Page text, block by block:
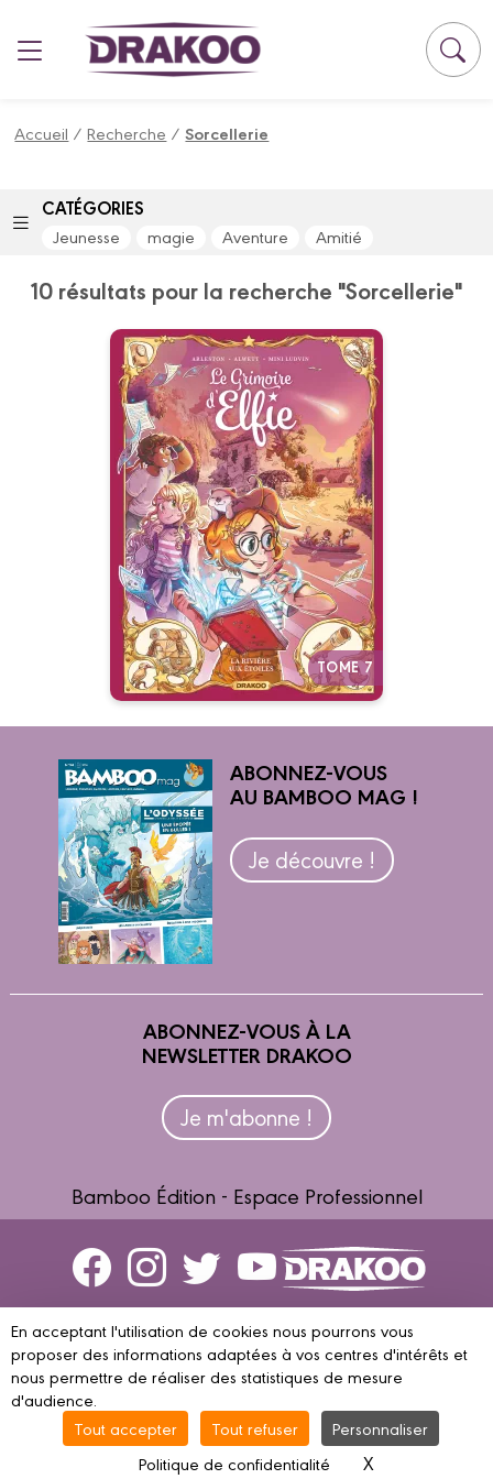
Accueil /Recherche /Sorcellerie
CATÉGORIES
Jeunesse magie Aventure Amitié
10 résultats pour la recherche "Sorcellerie"
TOME 7
Le Grimoire d'Elfie
Vol. 07 - Histoire
Complète
Date de parution :
28/10/2026
Une aventure où le plus puissant
des pouvoirs se révèle être celui
de l'imagination.
Autres tomes
ABONNEZ-VOUS
AU BAMBOO MAG !
Je découvre !
ABONNEZ-VOUS À LA
NEWSLETTER DRAKOO
Je m'abonne !
Bamboo Édition - Espace Professionnel
Contactez-nous
Devenir partenaire
© 2023 DRAKOO Mentions légales Conditions d’utilisation
privée
Gestion des cookies
En acceptant l'utilisation de cookies nous pourrons vous
proposer des informations adaptées à vos centres d'intérêts et
nous permettre de réaliser des statistiques de mesure
d'audience.
Tout accepter
Tout refuser
Personnaliser
Politique de confidentialité
X